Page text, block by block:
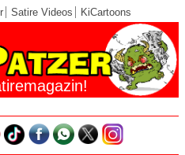
Satire Videos KiCartoons